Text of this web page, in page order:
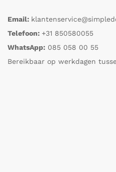
Email:
Telefoon: +31 850580055
WhatsApp: 085 058 00 55
Bereikbaar op werkdagen